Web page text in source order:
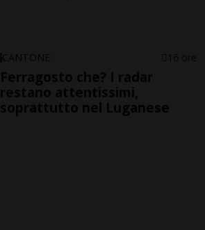
CANTONE 16 ore
Ferragosto che? I radar
restano attentissimi,
soprattutto nel Luganese